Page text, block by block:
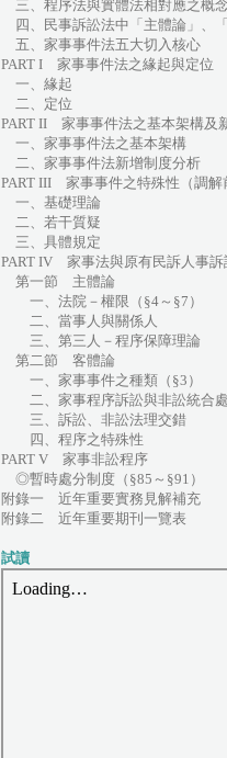
三、程序法與實體法相對應之概
四、民事訴訟法中「主體論」、
五、家事事件法五大切入核心
PART I 家事事件法之緣起與定位
一、緣起
二、定位
PART II 家事事件法之基本架構及
一、家事事件法之基本架構
二、家事事件法新增制度分析
PART III 家事事件之特殊性（調解
一、基礎理論
二、若干質疑
三、具體規定
PART IV 家事法與原有民訴人事訴
第一節 主體論
一、法院－權限（§4～§7）
二、當事人與關係人
三、第三人－程序保障理論
第二節 客體論
一、家事事件之種類（§3）
二、家事程序訴訟與非訟統合
三、訴訟、非訟法理交錯
四、程序之特殊性
PART V 家事非訟程序
◎暫時處分制度（§85～§91）
附錄一 近年重要實務見解補充
附錄二 近年重要期刊一覽表
試讀